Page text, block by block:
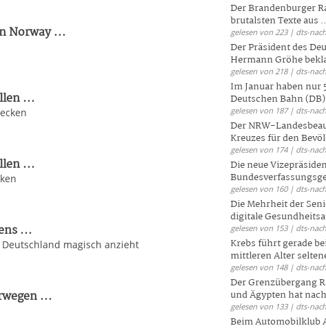
Norway ...
...
...
...
magisch anzieht
...
Der Brandenburger
brutalsten Texte aus
gelesen von 223 | dts-
Der Präsident des
Hermann Gröhe
gelesen von 218 | dts-
Im Januar haben nur
Deutschen Bahn
gelesen von 187 | dts-
Der NRW-
Kreuzes für den
gelesen von 174 | dts-
Die neue
gelesen von 160 | dts-
Die Mehrheit der
digitale
gelesen von 153 | dts-
Krebs führt gerade
mittleren Alter
gelesen von 148 | dts-
Der Grenzübergang
und Ägypten hat
gelesen von 133 | dts-
Beim Automobilklub